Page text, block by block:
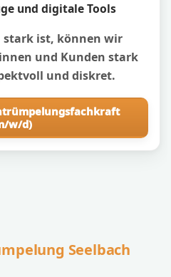
und digitale Tools
stark ist, können wir
und Kunden stark
und diskret.
w/d)
Seelbach